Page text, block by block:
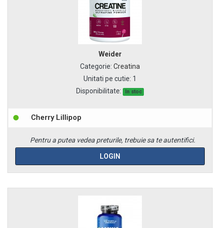
Weider
Categorie: Creatina
Unitati pe cutie: 1
Disponibilitate:
In stoc
Cherry Lillipop
Pentru a putea vedea preturile, trebuie sa te autentifici.
LOGIN